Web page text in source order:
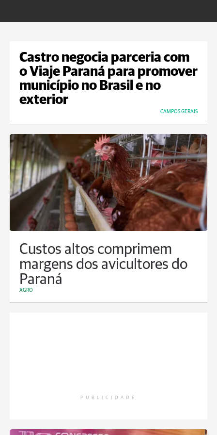
Castro negocia parceria com
o Viaje Paraná para promover
município no Brasil e no
exterior
CAMPOS GERAIS
Custos altos comprimem
margens dos avicultores do
Paraná
AGRO
PUBLICIDADE